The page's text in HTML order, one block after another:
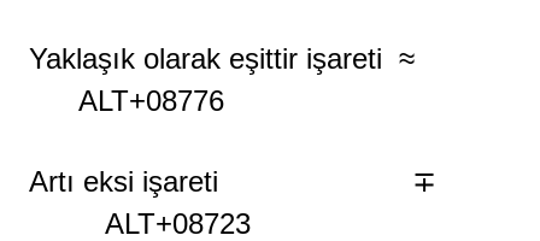
Yaklaşık olarak eşittir işareti ≈
ALT+08776
Artı eksi işareti ∓
ALT+08723